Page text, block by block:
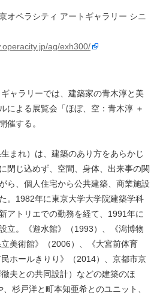
オペラシティ アートギャラリー シニ
ag/exh300/
ャラリーでは、建築家の青木淳と美
による展覧会「ほぼ、空：青木淳 ＋
催する。
生まれ）は、建築のあり方をあらかじ
閉じ込めず、空間、身体、出来事の関
ら、個人住宅から公共建築、商業施設
。1982年に東京大学大学院建築学科
アトリエでの勤務を経て、1991年に
立。《遊水館》（1993）、《潟博物
美術館》（2006）、《大宮前体育
ホールきりり》（2014）、京都市京
夫との共同設計）などの建築のほ
杉戸洋と町本知亜希とのユニット、